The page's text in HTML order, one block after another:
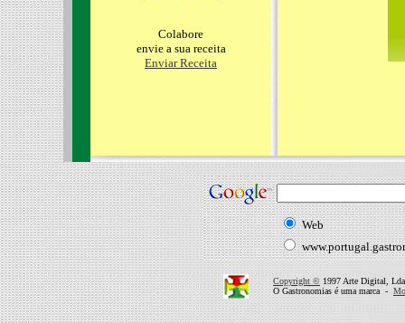
Colabore
envie a sua receita
Enviar Receita
Web
Copyright ©1997 Arte Digital,
O Gastronomias é uma marca -